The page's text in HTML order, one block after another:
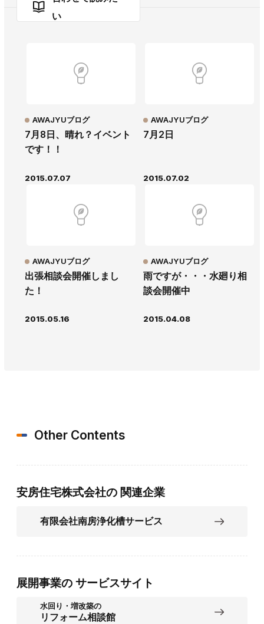
い
7月8日、晴れ？イベント
です！！
AWAJYUブログ
2015.07.07
7月2日
AWAJYUブログ
2015.07.02
出張相談会開催しまし
た！
AWAJYUブログ
2015.05.16
雨ですが・・・水廻り相
談会開催中
AWAJYUブログ
2015.04.08
Other Contents
安房住宅株式会社の 関連企業
有限会社南房浄化槽サービス
展開事業の サービスサイト
水回り・増改築の
リフォーム相談館